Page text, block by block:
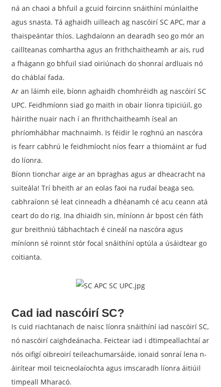
ná an chaoi a bhfuil a gcuid foircinn snáithíní múnlaithe
agus snasta. Tá aghaidh uilleach ag nascóirí SC APC, mar a
thaispeántar thíos. Laghdaíonn an dearadh seo go mór an
caillteanas comhartha agus an frithchaitheamh ar ais, rud
a fhágann go bhfuil siad oiriúnach do shonraí ardluais nó
do cháblaí fada.
Ar an láimh eile, bíonn aghaidh chomhréidh ag nascóirí SC
UPC. Feidhmíonn siad go maith in obair líonra tipiciúil, go
háirithe nuair nach í an fhrithchaitheamh íseal an
phríomhábhar machnaimh. Is féidir le roghnú an nascóra
is fearr cabhrú le feidhmíocht níos fearr a thiomáint ar fud
do líonra.
Bíonn tionchar aige ar an bpraghas agus ar dheacracht na
suiteála! Trí bheith ar an eolas faoi na rudaí beaga seo,
cabhraíonn sé leat cinneadh a dhéanamh cé acu ceann atá
ceart do do rig. Ina dhiaidh sin, míníonn ár bpost cén fáth
gur breithniú tábhachtach é cineál na nascóra agus
míníonn sé roinnt stór focal snáithíní optúla a úsáidtear go
coitianta.
Cad iad nascóirí SC?
Is cuid riachtanach de naisc líonra snáithíní iad nascóirí SC,
nó nascóirí caighdeánacha. Feictear iad i dtimpeallachtaí ar
nós oifigí oibreoirí teileachumarsáide, ionaid sonraí lena n-
áirítear moil teicneolaíochta agus imscaradh líonra áitiúil
timpeall Mharacó.